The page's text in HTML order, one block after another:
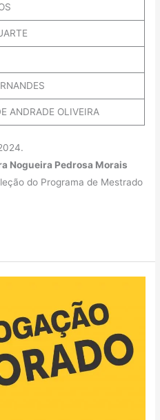
ANDRADE OLIVEIRA
Nogueira Pedrosa Morais
do Programa de Mestrado